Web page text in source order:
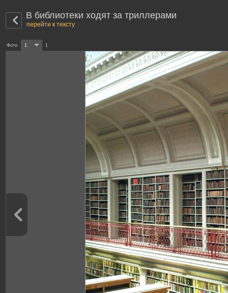
В библиотеки ходят за триллерами
перейти к тексту
Фото 1 1